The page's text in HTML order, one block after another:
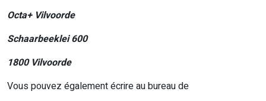
Octa+ Vilvoorde
Schaarbeeklei 600
1800 Vilvoorde
Vous pouvez également écrire au bureau de